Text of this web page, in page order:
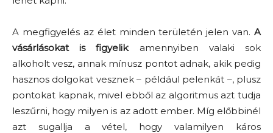
A megfigyelés az élet minden területén jelen van. A
vásárlásokat is figyelik: amennyiben valaki sok
alkoholt vesz, annak mínusz pontot adnak, akik pedig
hasznos dolgokat vesznek – például pelenkát –, plusz
pontokat kapnak, mivel ebből az algoritmus azt tudja
leszűrni, hogy milyen is az adott ember. Míg előbbinél
azt sugallja a vétel, hogy valamilyen káros